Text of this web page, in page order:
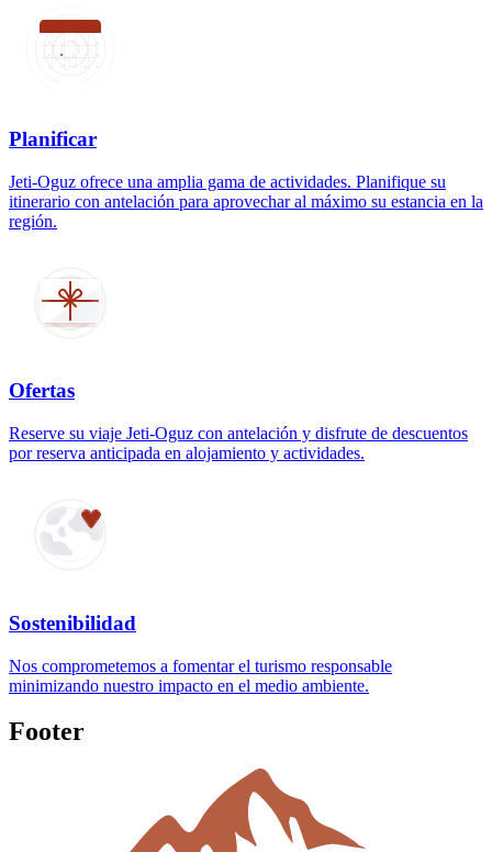
Planificar
Jeti-Oguz ofrece una amplia gama de actividades. Planifique su
itinerario con antelación para aprovechar al máximo su estancia en la
región.
Ofertas
Reserve su viaje Jeti-Oguz con antelación y disfrute de descuentos
por reserva anticipada en alojamiento y actividades.
Sostenibilidad
Nos comprometemos a fomentar el turismo responsable
minimizando nuestro impacto en el medio ambiente.
Footer